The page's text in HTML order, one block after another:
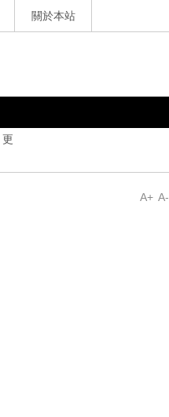
關於本站
更
A-
A+